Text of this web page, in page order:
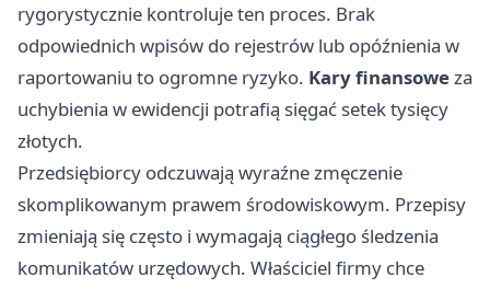
rygorystycznie kontroluje ten proces. Brak
odpowiednich wpisów do rejestrów lub opóźnienia w
raportowaniu to ogromne ryzyko. Kary finansoweza
uchybienia w ewidencji potrafią sięgać setek tysięcy
złotych.
Przedsiębiorcy odczuwają wyraźne zmęczenie
skomplikowanym prawem środowiskowym. Przepisy
zmieniają się często i wymagają ciągłego śledzenia
komunikatów urzędowych. Właściciel firmy chce